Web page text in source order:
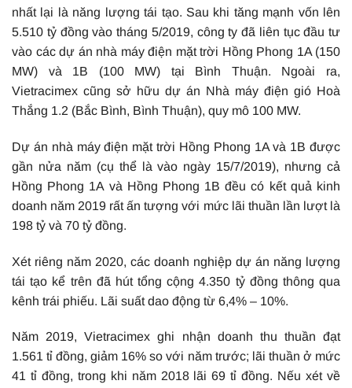
nhất lại là năng lượng tái tạo. Sau khi tăng mạnh vốn lên
5.510 tỷ đồng vào tháng 5/2019, công ty đã liên tục đầu tư
vào các dự án nhà máy điện mặt trời Hồng Phong 1A (150
MW) và 1B (100 MW) tại Bình Thuận. Ngoài ra,
Vietracimex cũng sở hữu dự án Nhà máy điện gió Hoà
Thắng 1.2 (Bắc Bình, Bình Thuận), quy mô 100 MW.
Dự án nhà máy điện mặt trời Hồng Phong 1A và 1B được
gần nửa năm (cụ thể là vào ngày 15/7/2019), nhưng cả
Hồng Phong 1A và Hồng Phong 1B đều có kết quả kinh
doanh năm 2019 rất ấn tượng với mức lãi thuần lần lượt là
198 tỷ và 70 tỷ đồng.
Xét riêng năm 2020, các doanh nghiệp dự án năng lượng
tái tạo kể trên đã hút tổng cộng 4.350 tỷ đồng thông qua
kênh trái phiếu. Lãi suất dao động từ 6,4% – 10%.
Năm 2019, Vietracimex ghi nhận doanh thu thuần đạt
1.561 tỉ đồng, giảm 16% so với năm trước; lãi thuần ở mức
41 tỉ đồng, trong khi năm 2018 lãi 69 tỉ đồng. Nếu xét về